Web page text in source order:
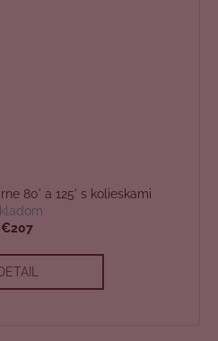
80' a 125' s kolieskami
€207